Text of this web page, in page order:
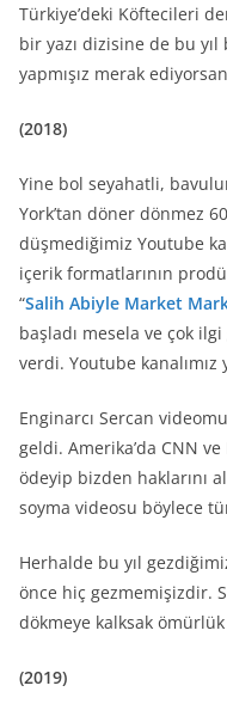
Türkiye’deki Köftecileri
bir yazı dizisine de bu yıl
yapmışız merak
(2018)
Yine bol seyahatli,
York’tan döner dönmez
düşmediğimiz Youtube
içerik formatlarının
“Salih Abiyle Market
başladı mesela ve çok
verdi. Youtube kanalımız
Enginarcı Sercan
geldi. Amerika’da CNN
ödeyip bizden haklarını
soyma videosu böylece
Herhalde bu yıl
önce hiç gezmemişizdir.
dökmeye kalksak
(2019)